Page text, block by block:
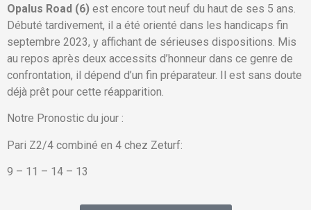
Opalus Road (6) est encore tout neuf du haut de ses 5 ans.
Débuté tardivement, il a été orienté dans les handicaps fin
septembre 2023, y affichant de sérieuses dispositions. Mis
au repos après deux accessits d’honneur dans ce genre de
confrontation, il dépend d’un fin préparateur. Il est sans doute
déjà prêt pour cette réapparition.
Notre Pronostic du jour :
Pari Z2/4 combiné en 4 chez Zeturf:
9 – 11 – 14 – 13